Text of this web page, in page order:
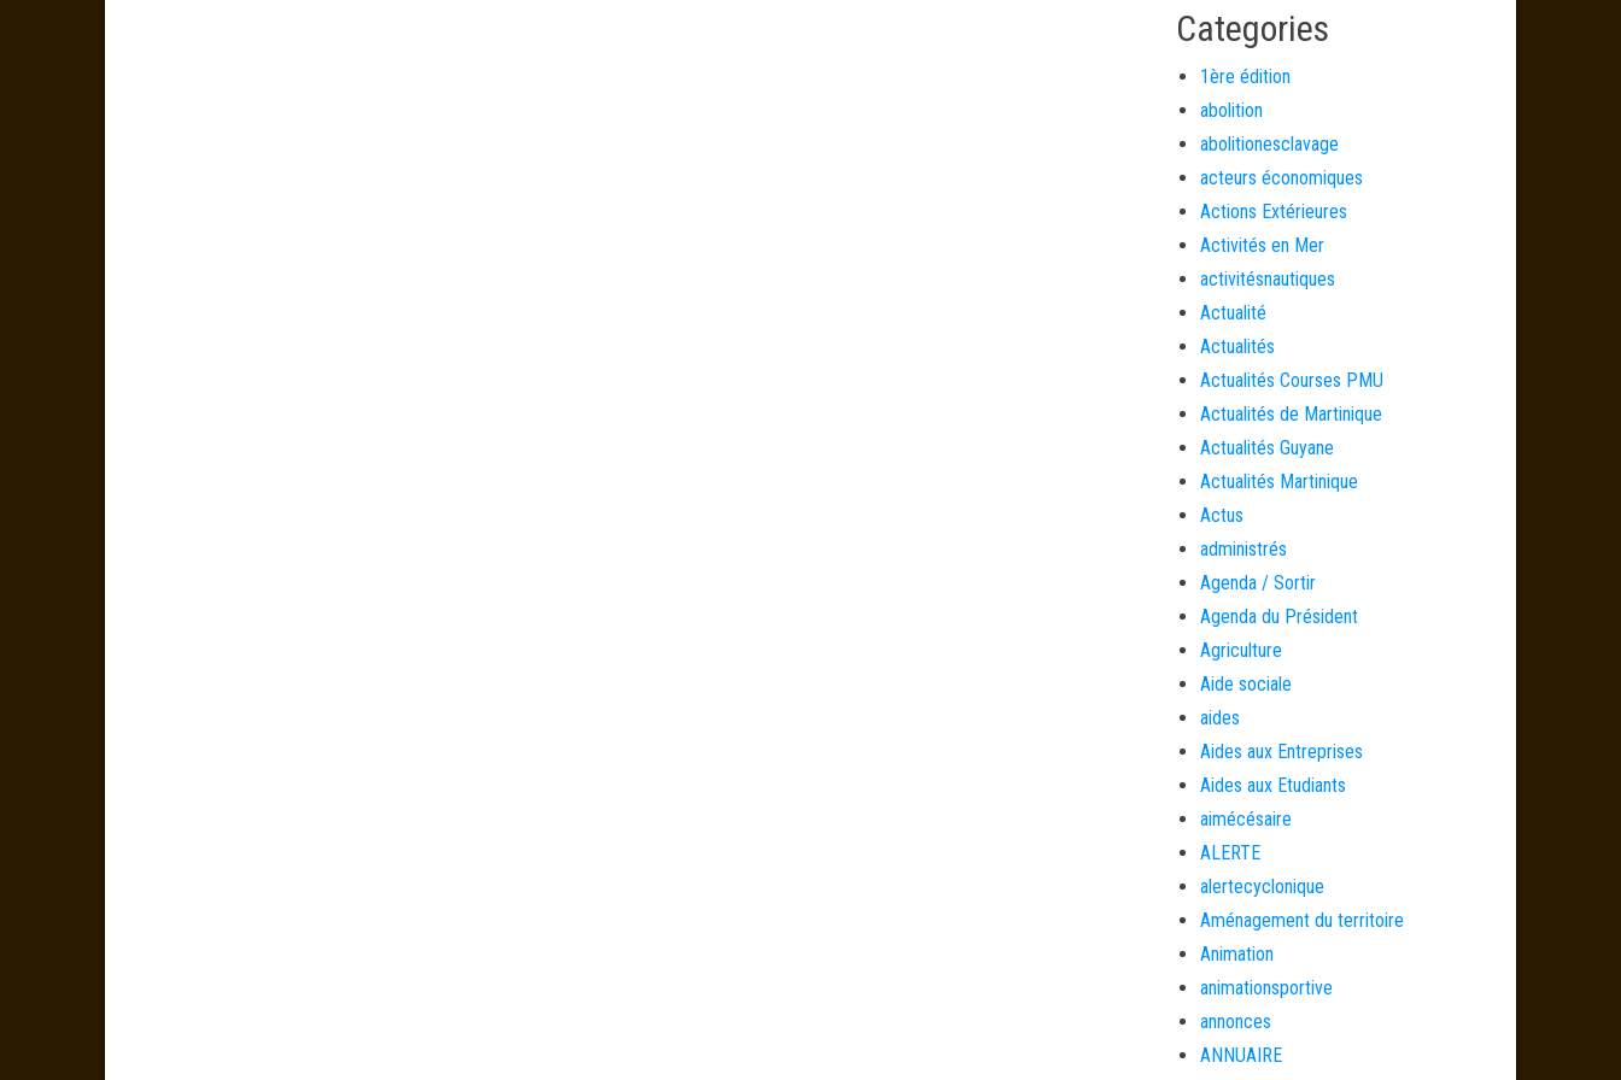
Categories
1ère édition
abolition
abolitionesclavage
acteurs économiques
Actions Extérieures
Activités en Mer
activitésnautiques
Actualité
Actualités
Actualités Courses PMU
Actualités de Martinique
Actualités Guyane
Actualités Martinique
Actus
administrés
Agenda / Sortir
Agenda du Président
Agriculture
Aide sociale
aides
Aides aux Entreprises
Aides aux Etudiants
aimécésaire
ALERTE
alertecyclonique
Aménagement du territoire
Animation
animationsportive
annonces
ANNUAIRE